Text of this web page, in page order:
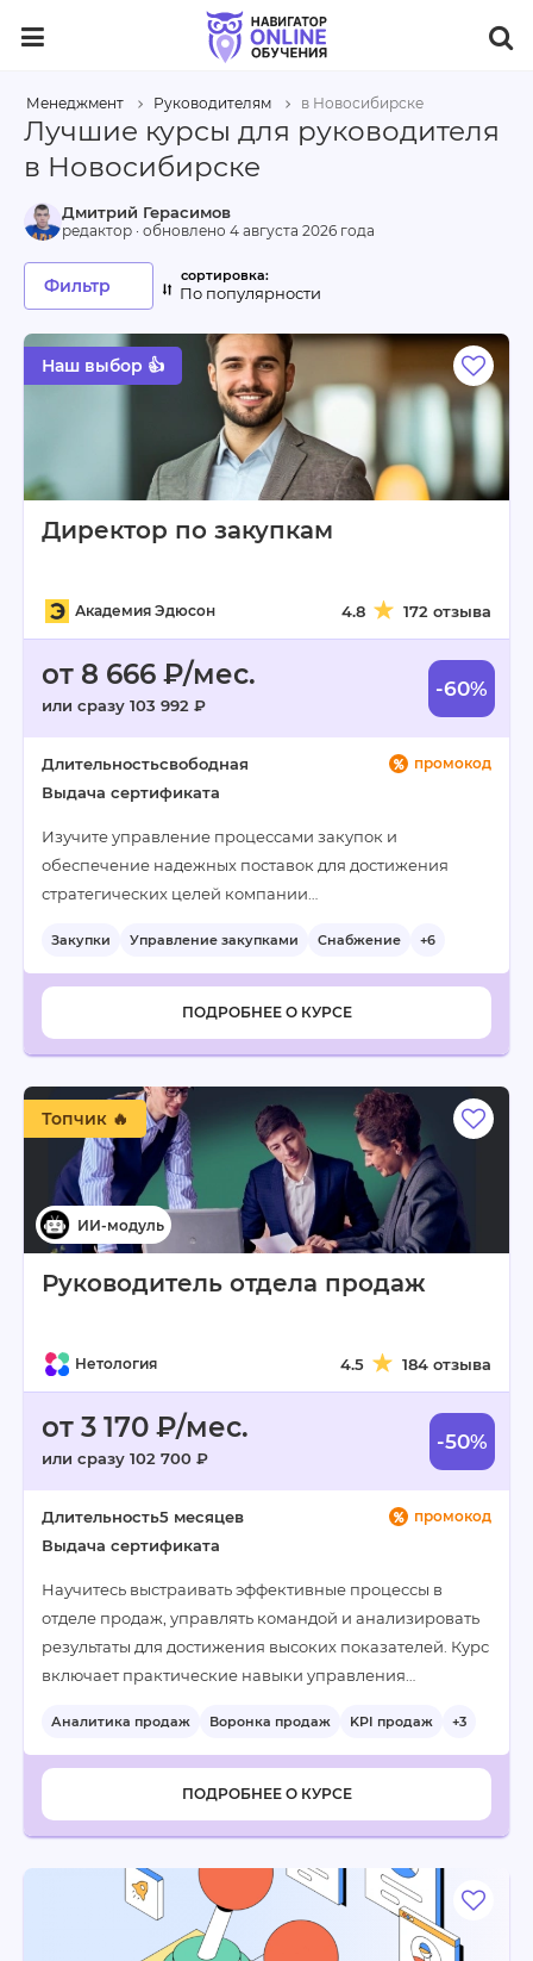
Менеджмент Руководителям в Новосибирске
Лучшие курсы для руководителя
в Новосибирске
Директор по закупкам
Академия Эдюсон 4.8 172 отзыва
от 8 666 ₽/мес.
или сразу 103 992 ₽
-60%
промокод
Длительностьсвободная
Выдача сертификата
Изучите управление процессами закупок и
обеспечение надежных поставок для достижения
стратегических целей компании…
Закупки Управление закупками Снабжение +6
ПОДРОБНЕЕ О КУРСЕ
Наш выбор 👍
Руководитель отдела продаж
Нетология 4.5 184 отзыва
от 3 170 ₽/мес.
или сразу 102 700 ₽
-50%
промокод
Длительность5 месяцев
Выдача сертификата
Научитесь выстраивать эффективные процессы в
отделе продаж, управлять командой и анализировать
результаты для достижения высоких показателей. Курс
включает практические навыки управления…
Аналитика продаж Воронка продаж KPI продаж +3
ПОДРОБНЕЕ О КУРСЕ
Топчик 🔥
Дмитрий Герасимов
редактор · обновлено 4 августа 2026 года
Фильтр По популярности